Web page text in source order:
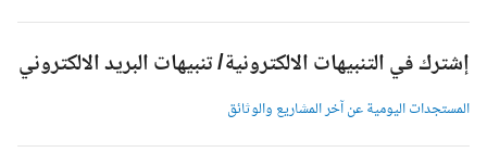
إشترك في التنبيهات الالكترونية/ تنبيهات البريد الالكتروني
المستجدات اليومية عن آخر المشاريع والوثائق